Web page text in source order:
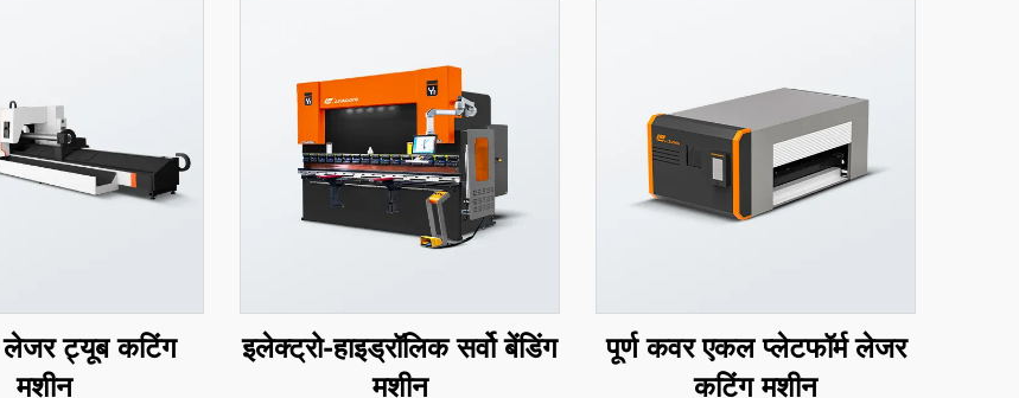
ट्यूब कटिंग
मशीन
इलेक्ट्रो-हाइड्रॉलिक सर्वो बेंडिंग
मशीन
पूर्ण कवर एकल प्लेटफॉर्म लेजर
कटिंग मशीन